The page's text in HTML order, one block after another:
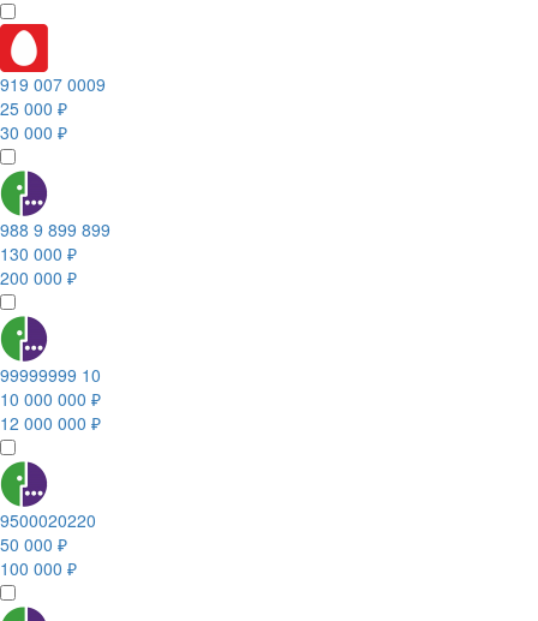
919 007 0009
25 000 ₽
30 000 ₽
988 9 899 899
130 000 ₽
200 000 ₽
99999999 10
10 000 000 ₽
12 000 000 ₽
9500020220
50 000 ₽
100 000 ₽